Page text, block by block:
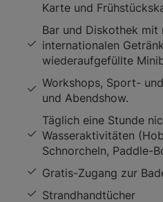
Karte und
Bar und Diskothek mit
internationalen
wiederaufgefüllte
Workshops, Sport-
und Abendshow.
Täglich eine Stunde
Wasseraktivitäten
Schnorcheln, Paddle-
Gratis-Zugang zur
Strandhandtücher